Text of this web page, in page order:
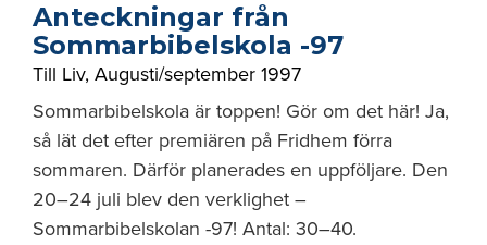
Anteckningar från
Sommarbibelskola -97
Till Liv, Augusti/september 1997
Sommarbibelskola är toppen! Gör om det här! Ja,
så lät det efter premiären på Fridhem förra
sommaren. Därför planerades en uppföljare. Den
20–24 juli blev den verklighet –
Sommarbibelskolan -97! Antal: 30–40.